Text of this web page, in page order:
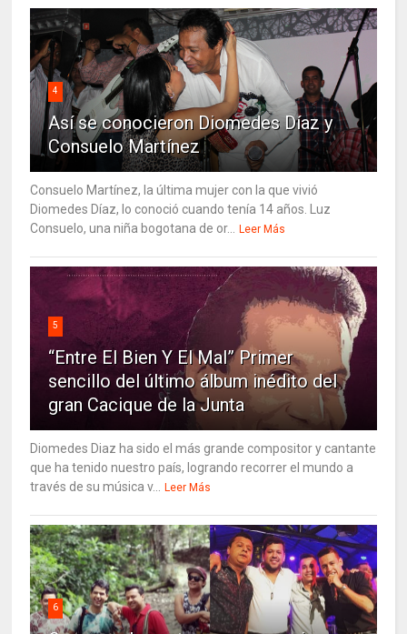
4
Así se conocieron Diomedes Díaz y
Consuelo Martínez
Consuelo Martínez, la última mujer con la que vivió
Diomedes Díaz, lo conoció cuando tenía 14 años. Luz
Consuelo, una niña bogotana de or...
Leer Más
5
“Entre El Bien Y El Mal” Primer
sencillo del último álbum inédito del
gran Cacique de la Junta
Diomedes Diaz ha sido el más grande compositor y cantante
que ha tenido nuestro país, logrando recorrer el mundo a
través de su música v...
Leer Más
6